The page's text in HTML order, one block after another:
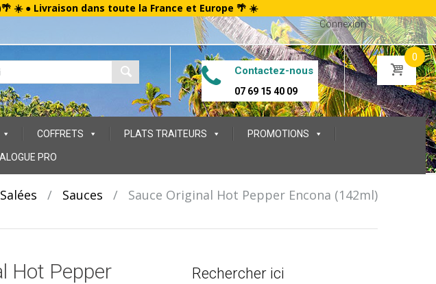
☀️ ● Livraison dans toute la France et Europe 🌴 ☀️
Connexion
Contactez-nous
07 69 15 40 09
0
COFFRETS PLATS TRAITEURS PROMOTIONS
PRO
Salées / Sauces / Sauce Original Hot Pepper Encona (142ml)
Hot Pepper
Rechercher ici